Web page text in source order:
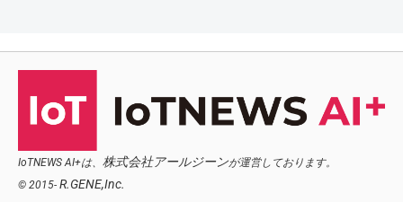
IoTNEWS AI+は、 株式会社アールジーンが運営しております。
© 2015- R.GENE,Inc.